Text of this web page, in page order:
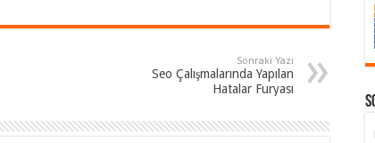
Sonraki Yazı
Seo Çalışmalarında Yapılan
Hatalar Furyası